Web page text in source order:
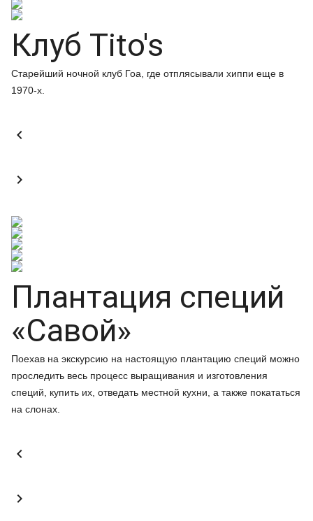
Клуб Tito's
Старейший ночной клуб Гоа, где отплясывали хиппи еще в
1970-х.


Плантация специй
«Савой»
Поехав на экскурсию на настоящую плантацию специй можно
проследить весь процесс выращивания и изготовления
специй, купить их, отведать местной кухни, а также покататься
на слонах.

